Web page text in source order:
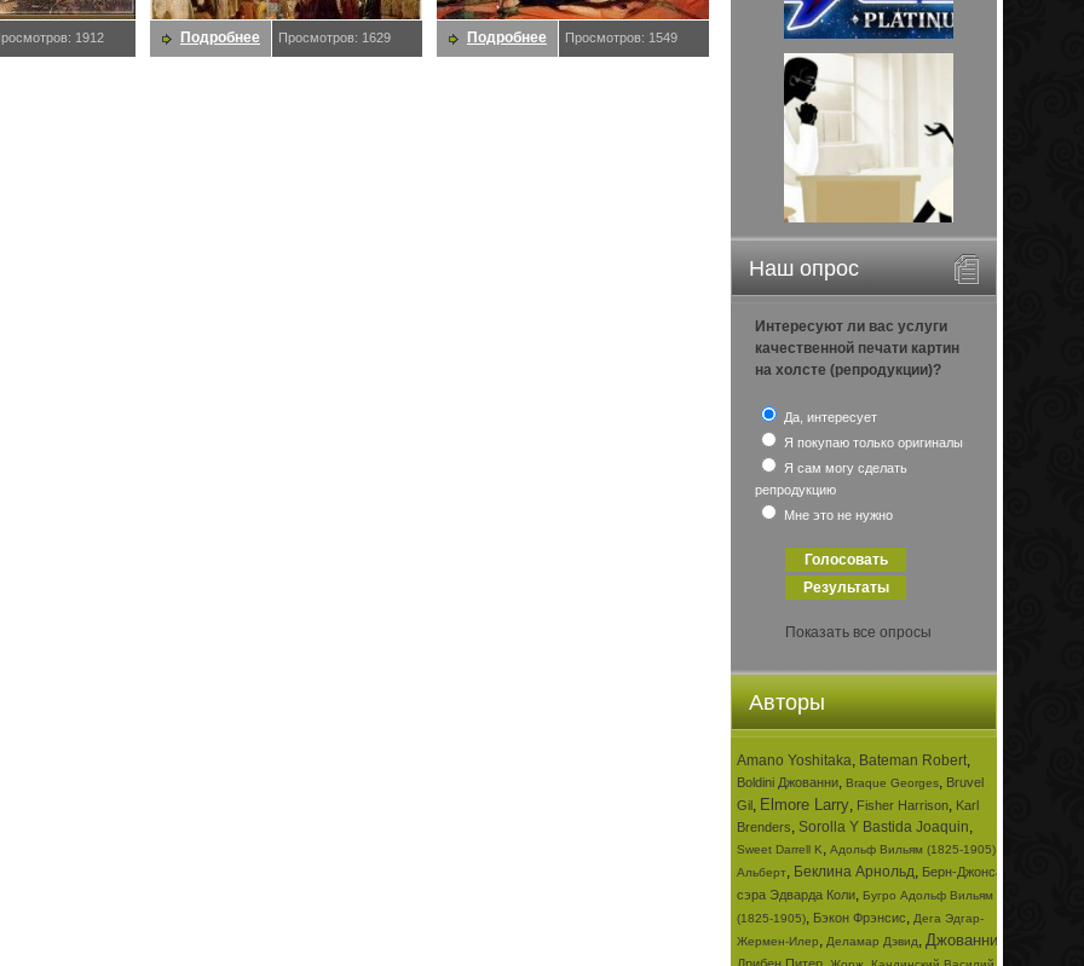
Наш опрос
Интересуют ли вас услуги
качественной печати картин
на холсте (репродукции)?
Да, интересует
Я покупаю только оригиналы
Я сам могу сделать
репродукцию
Мне это не нужно
Показать все опросы
Авторы
Amano Yoshitaka, Bateman Robert,
Boldini Джованни, Braque Georges, Bruvel
Gil, Elmore Larry, Fisher Harrison, Karl
Brenders, Sorolla Y Bastida Joaquin,
Sweet Darrell K, Адольф Вильям (1825-1905)
Альберт, Беклина Арнольд, Берн-Джонса
сэра Эдварда Коли, Бугро Адольф Вильям
(1825-1905), Бэкон Фрэнсис, Дега Эдгар-
Жермен-Илер, Деламар Дэвид, Джованни
1912 Подробнее Просмотров: 1629 Подробнее Просмотров: 1549